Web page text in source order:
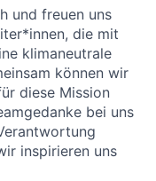
und freuen uns
die mit
klimaneutrale
können wir
diese Mission
bei uns
inspirieren uns